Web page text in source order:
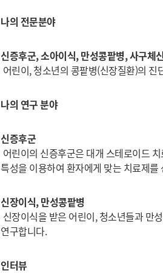
나의 전문분야
신증후군, 소아이식, 만성콩팥병, 사구체
어린이, 청소년의 콩팥병(신장질환)의
나의 연구 분야
신증후군
어린이의 신증후군은 대개 스테로이드
특성을 이용하여 환자에게 맞는 치료제
신장이식, 만성콩팥병
신장이식을 받은 어린이, 청소년들과 만
연구합니다.
인터뷰